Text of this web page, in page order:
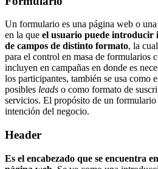
Un formulario es una página web o
en la que el usuario puede introducir
de campos de distinto formato, la
para el control en masa de formularios
incluyen en campañas en donde es
los participantes, también se usa como
posibles leads o como formato de
servicios. El propósito de un formulario
intención del negocio.
Header
Es el encabezado que se encuentra